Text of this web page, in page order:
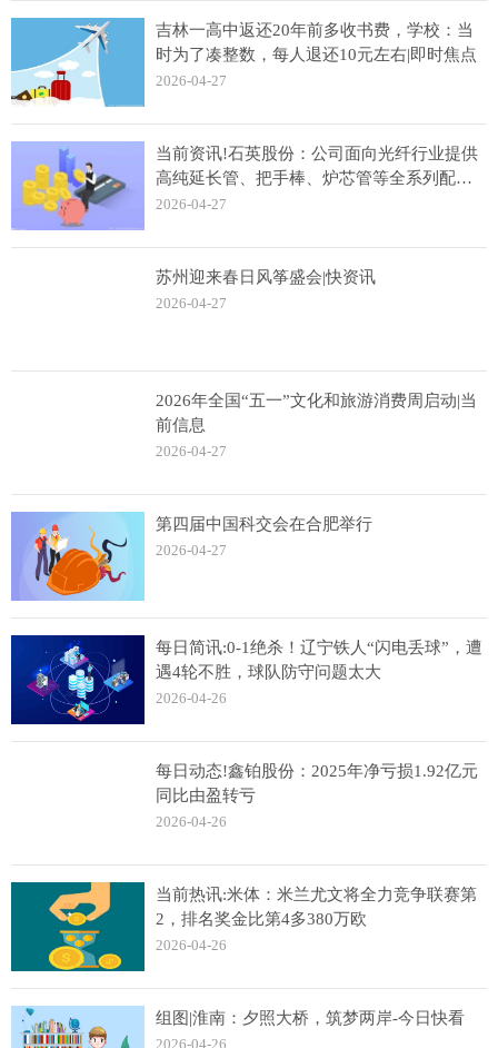
吉林一高中返还20年前多收书费，学校：当
时为了凑整数，每人退还10元左右|即时焦点
2026-04-27
当前资讯!石英股份：公司面向光纤行业提供
高纯延长管、把手棒、炉芯管等全系列配套
材料，同时也积极推广光纤用衬套管
2026-04-27
苏州迎来春日风筝盛会|快资讯
2026-04-27
2026年全国“五一”文化和旅游消费周启动|当
前信息
2026-04-27
第四届中国科交会在合肥举行
2026-04-27
每日简讯:0-1绝杀！辽宁铁人“闪电丢球”，遭
遇4轮不胜，球队防守问题太大
2026-04-26
每日动态!鑫铂股份：2025年净亏损1.92亿元
同比由盈转亏
2026-04-26
当前热讯:米体：米兰尤文将全力竞争联赛第
2，排名奖金比第4多380万欧
2026-04-26
组图|淮南：夕照大桥，筑梦两岸-今日快看
2026-04-26